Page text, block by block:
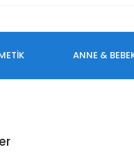
ANNE &